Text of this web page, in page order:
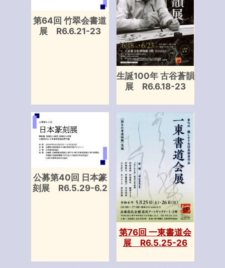
第64回 竹翠会書道
展 R6.6.21-23
生誕100年 古谷蒼韻
展 R6.6.18-23
公募第40回 日本篆
刻展 R6.5.29-6.2
第76回 一東書道会
展 R6.5.25-26